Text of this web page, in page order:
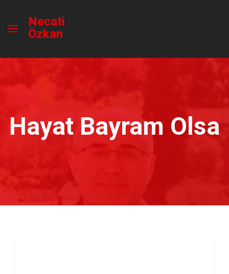
Necati
Özkan
Hayat Bayram Olsa